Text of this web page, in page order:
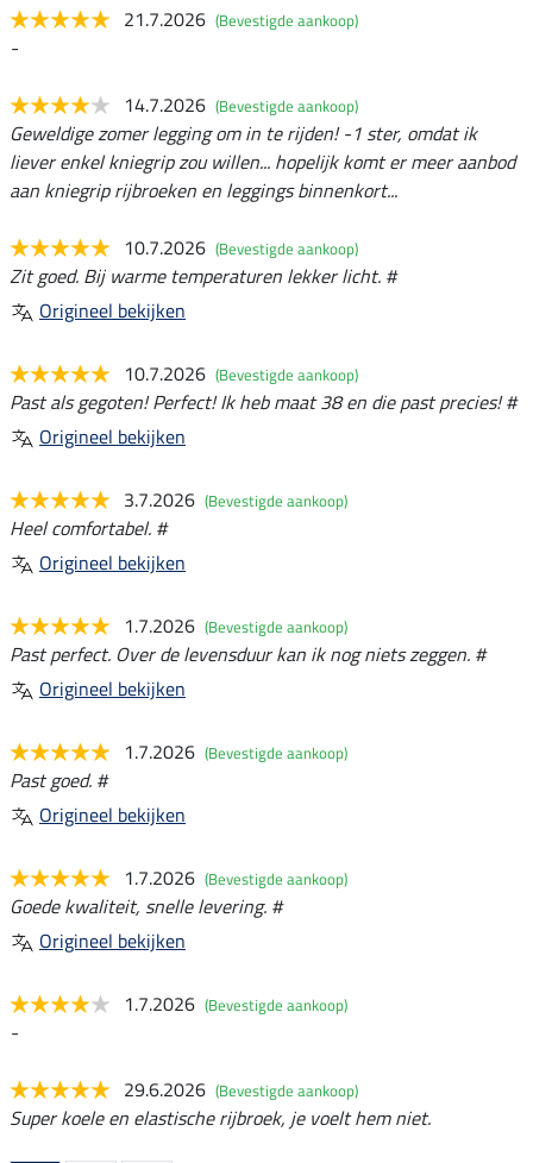
21.7.2026 (Bevestigde aankoop)
-
14.7.2026 (Bevestigde aankoop)
Geweldige zomer legging om in te rijden! -1 ster, omdat ik
liever enkel kniegrip zou willen... hopelijk komt er meer aanbod
aan kniegrip rijbroeken en leggings binnenkort...
10.7.2026 (Bevestigde aankoop)
Zit goed. Bij warme temperaturen lekker licht. #
Origineel bekijken
10.7.2026 (Bevestigde aankoop)
Past als gegoten! Perfect! Ik heb maat 38 en die past precies! #
Origineel bekijken
3.7.2026 (Bevestigde aankoop)
Heel comfortabel. #
Origineel bekijken
1.7.2026 (Bevestigde aankoop)
Past perfect. Over de levensduur kan ik nog niets zeggen. #
Origineel bekijken
1.7.2026 (Bevestigde aankoop)
Past goed. #
Origineel bekijken
1.7.2026 (Bevestigde aankoop)
Goede kwaliteit, snelle levering. #
Origineel bekijken
1.7.2026 (Bevestigde aankoop)
-
29.6.2026 (Bevestigde aankoop)
Super koele en elastische rijbroek, je voelt hem niet.